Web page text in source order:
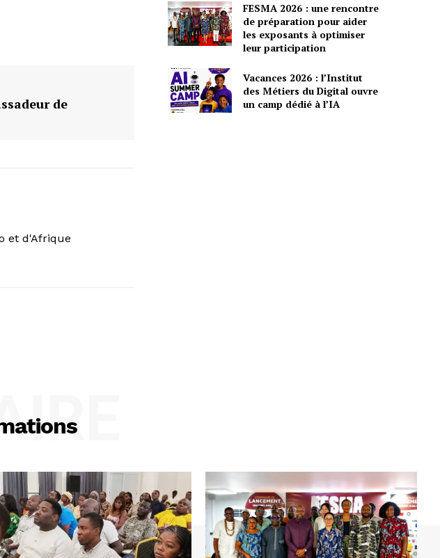
de
et d'Afrique
FESMA 2026 : une rencontre
de préparation pour aider
les exposants à optimiser
leur participation
Vacances 2026 : l’Institut
des Métiers du Digital ouvre
un camp dédié à l’IA